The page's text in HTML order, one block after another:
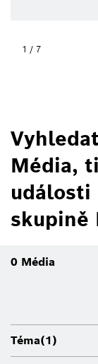
1 / 7
Média,
skupině
0 Média
Téma(1)